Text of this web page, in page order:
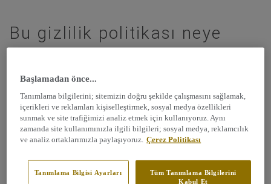
Bu gizlilik politikası neye
Bu Gizlilik Politikası, ister Tarkett internet sitesi
tarafından olsun isterse de başka diğer araçlarla olsun,
Tarkett tarafından toplanılan tüm Verilerinize uygulanır.
Tarkett internet sitesi ve uygulamaları, ortaklarımızın
ve/veya iştiraklerimizin ağlarına bağlantılar içerebilir. Bu
internet sitelerinin kendi gizlilik politikaları olduğunu ve
Başlamadan önce...
Tanımlama bilgilerini; sitemizin doğru şekilde çalışmasını sağlamak,
içerikleri ve reklamları kişiselleştirmek, sosyal medya özellikleri
sunmak ve site trafiğimizi analiz etmek için kullanıyoruz. Aynı
zamanda site kullanımınızla ilgili bilgileri; sosyal medya, reklamcılık
ve analiz ortaklarımızla paylaşıyoruz. Çerez Politikası
Tüm Tanımlama Bilgilerini
Kabul Et
Tanımlama Bilgisi Ayarları